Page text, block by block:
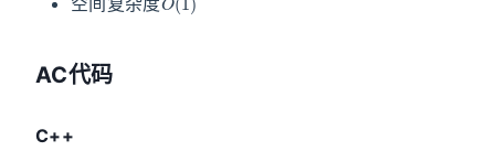
AC代码
C++